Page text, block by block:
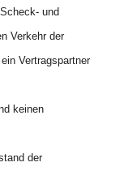
und
Verkehr der
Vertragspartner
keinen
der